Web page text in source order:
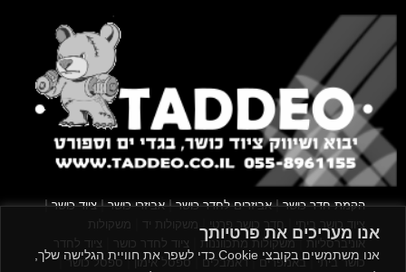
אנו מעריכים את פרטיותך
אנו משתמשים בקובצי Cookie כדי לשפר את חוויית הגלישה שלך,
הקמת חדר כושר|אביזרים לחדר כושר|אביזרי כושר|ציוד כושר|
ציוד כושר ביתי חדר כושר פרטי משקולות יד
משקולות
אוניברסליות | משקולות מתכווננות ציוד לחדר כושר
ציוד לחדר
כושר ביתי|באמפרים |דאמבלים |ספסל אימון | ספסל כושר|